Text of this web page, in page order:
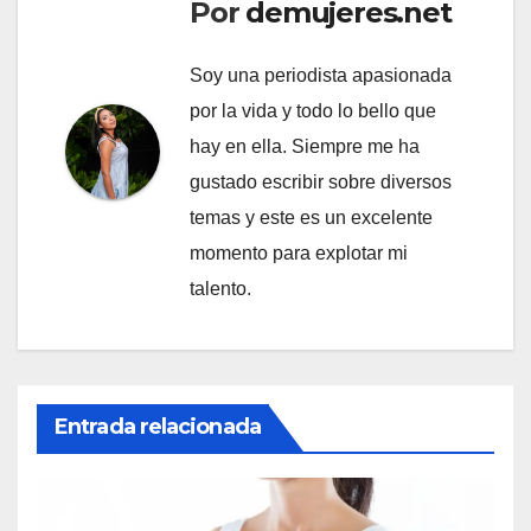
Por demujeres.net
Soy una periodista apasionada
por la vida y todo lo bello que
hay en ella. Siempre me ha
gustado escribir sobre diversos
temas y este es un excelente
momento para explotar mi
talento.
Entrada relacionada